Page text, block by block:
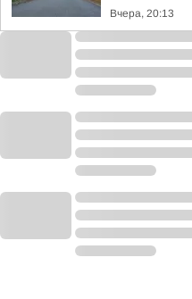
Вчера, 20:13